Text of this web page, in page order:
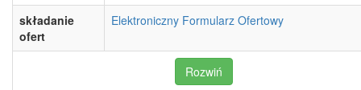
składanie
ofert
Elektroniczny Formularz Ofertowy
Rozwiń